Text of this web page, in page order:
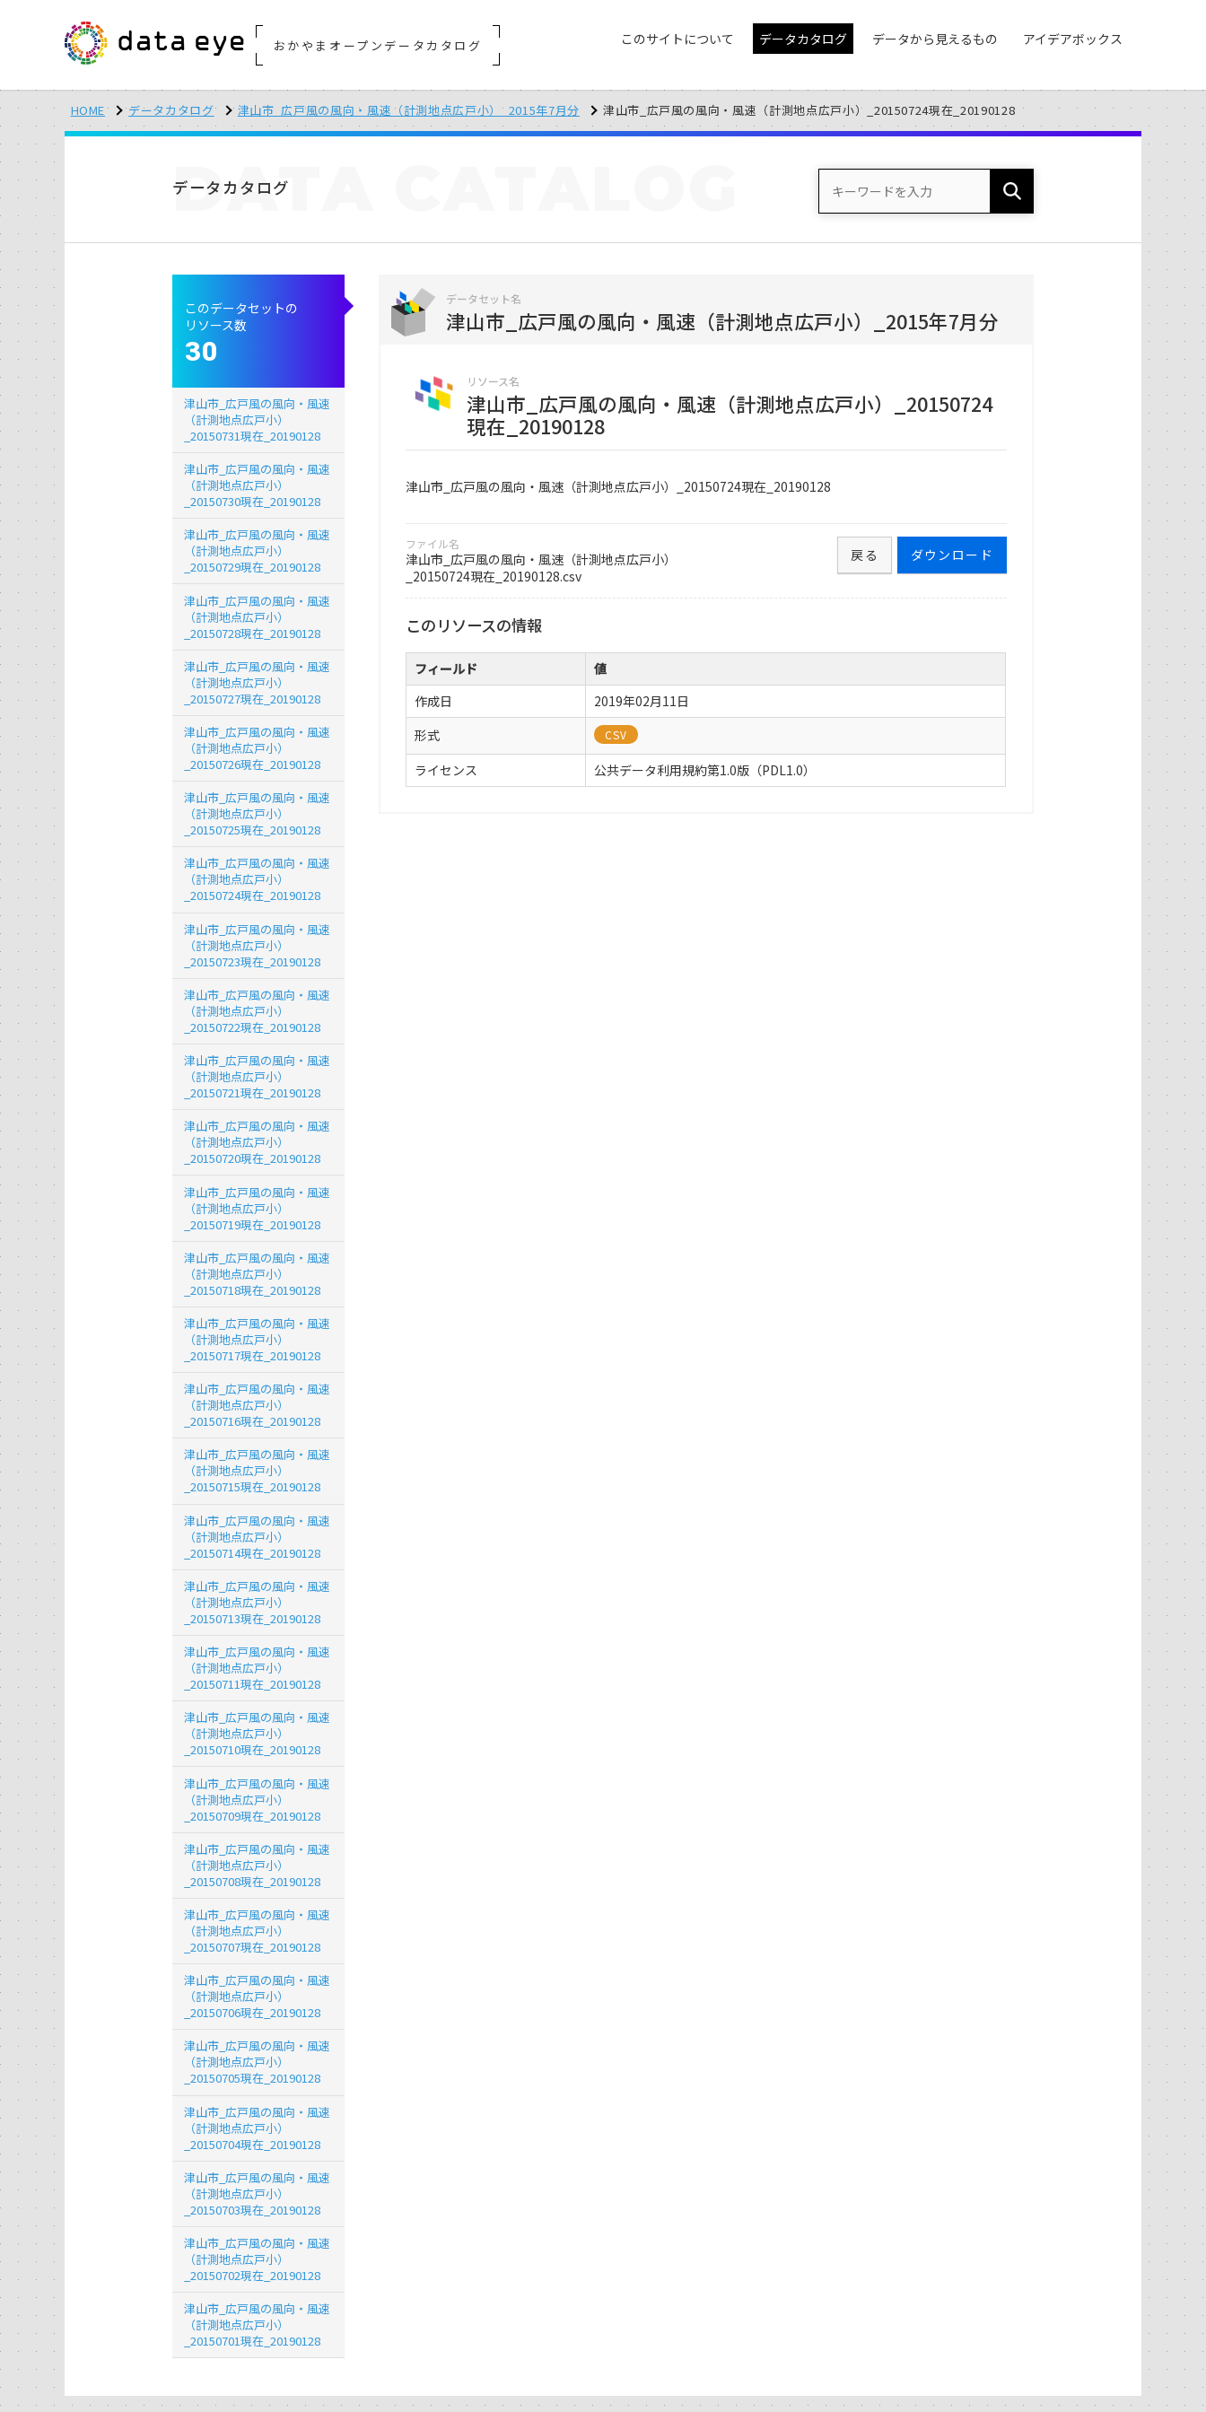
おかやまオープンデータカタログ このサイトについて データカタログ データから見えるもの アイデアボックス
HOME データカタログ 津山市_広戸風の風向・風速（計測地点広戸小）_2015年7月分 津山市_広戸風の風向・風速（計測地点広戸小）_20150724現在_20190128
データカタログ
DATA
データセット名
津山市_広戸風の風向・風速（計測地点広戸小）_2015年7月分
リソース名
津山市_広戸風の風向・風速（計測地点広戸小）_20150724
現在_20190128
津山市_広戸風の風向・風速（計測地点広戸小）_20150724現在_20190128
ファイル名
津山市_広戸風の風向・風速（計測地点広戸小）
_20150724現在_20190128.csv
ダウンロード
戻る
このリソースの情報
フィールド
値
作成日
2019年02月11日
形式
CSV
ライセンス 公共データ利用規約第1.0版（PDL1.0）
このデータセットの
リソース数
30
津山市_広戸風の風向・風速
（計測地点広戸小）
_20150731現在_20190128
津山市_広戸風の風向・風速
（計測地点広戸小）
_20150730現在_20190128
津山市_広戸風の風向・風速
（計測地点広戸小）
_20150729現在_20190128
津山市_広戸風の風向・風速
（計測地点広戸小）
_20150728現在_20190128
津山市_広戸風の風向・風速
（計測地点広戸小）
_20150727現在_20190128
津山市_広戸風の風向・風速
（計測地点広戸小）
_20150726現在_20190128
津山市_広戸風の風向・風速
（計測地点広戸小）
_20150725現在_20190128
津山市_広戸風の風向・風速
（計測地点広戸小）
_20150724現在_20190128
津山市_広戸風の風向・風速
（計測地点広戸小）
_20150723現在_20190128
津山市_広戸風の風向・風速
（計測地点広戸小）
_20150722現在_20190128
津山市_広戸風の風向・風速
（計測地点広戸小）
_20150721現在_20190128
津山市_広戸風の風向・風速
（計測地点広戸小）
_20150720現在_20190128
津山市_広戸風の風向・風速
（計測地点広戸小）
_20150719現在_20190128
津山市_広戸風の風向・風速
（計測地点広戸小）
_20150718現在_20190128
津山市_広戸風の風向・風速
（計測地点広戸小）
_20150717現在_20190128
津山市_広戸風の風向・風速
（計測地点広戸小）
_20150716現在_20190128
津山市_広戸風の風向・風速
（計測地点広戸小）
_20150715現在_20190128
津山市_広戸風の風向・風速
（計測地点広戸小）
_20150714現在_20190128
津山市_広戸風の風向・風速
（計測地点広戸小）
_20150713現在_20190128
津山市_広戸風の風向・風速
（計測地点広戸小）
_20150711現在_20190128
津山市_広戸風の風向・風速
（計測地点広戸小）
_20150710現在_20190128
津山市_広戸風の風向・風速
（計測地点広戸小）
_20150709現在_20190128
津山市_広戸風の風向・風速
（計測地点広戸小）
_20150708現在_20190128
津山市_広戸風の風向・風速
（計測地点広戸小）
_20150707現在_20190128
津山市_広戸風の風向・風速
（計測地点広戸小）
_20150706現在_20190128
津山市_広戸風の風向・風速
（計測地点広戸小）
_20150705現在_20190128
津山市_広戸風の風向・風速
（計測地点広戸小）
_20150704現在_20190128
津山市_広戸風の風向・風速
（計測地点広戸小）
_20150703現在_20190128
津山市_広戸風の風向・風速
（計測地点広戸小）
_20150702現在_20190128
津山市_広戸風の風向・風速
（計測地点広戸小）
_20150701現在_20190128